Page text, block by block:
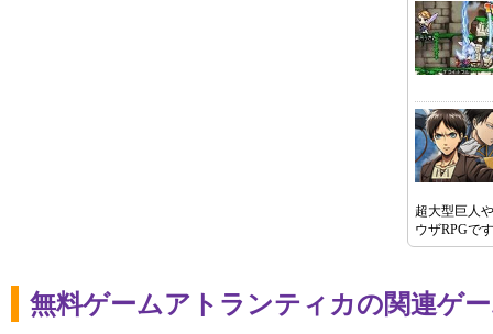
超大型巨人
ウザRPGです
無料ゲームアトランティカの関連ゲ